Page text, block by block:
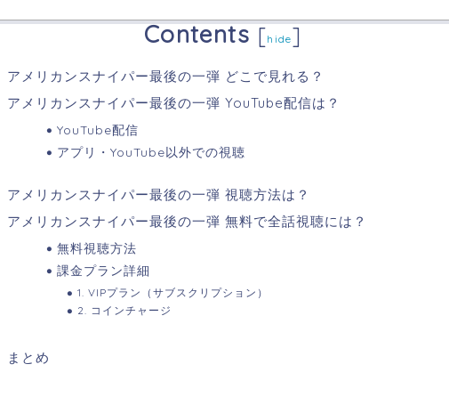
Contents [hide]
アメリカンスナイパー最後の一弾 どこで見れる？
アメリカンスナイパー最後の一弾 YouTube配信は？
YouTube配信
アプリ・YouTube以外での視聴
アメリカンスナイパー最後の一弾 視聴方法は？
アメリカンスナイパー最後の一弾 無料で全話視聴には？
無料視聴方法
課金プラン詳細
1. VIPプラン（サブスクリプション）
2. コインチャージ
まとめ